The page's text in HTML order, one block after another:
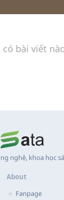
bài viết
nghệ, khoa học
About
Fanpage